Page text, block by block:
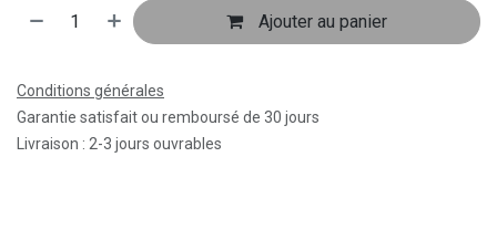
Ajouter au panier
Conditions générales
Garantie satisfait ou remboursé de 30 jours
Livraison : 2-3 jours ouvrables